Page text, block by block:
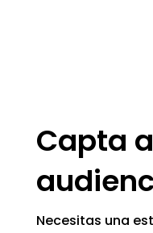
Capta
Necesitas una